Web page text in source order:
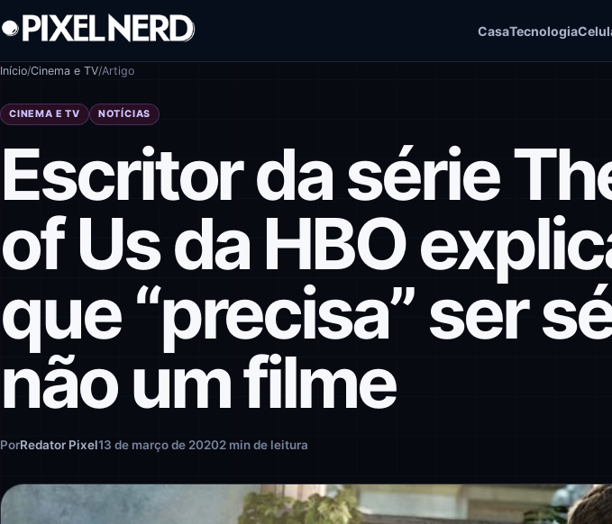
Pular para o conteúdo
CasaTecnologia
Início/Cinema e TV/Artigo
CINEMA E TV NOTÍCIAS
Escritor da série
of Us da HBO
que “precisa” ser
não um filme
PorRedator Pixel13 de março de 20202 min de leitura